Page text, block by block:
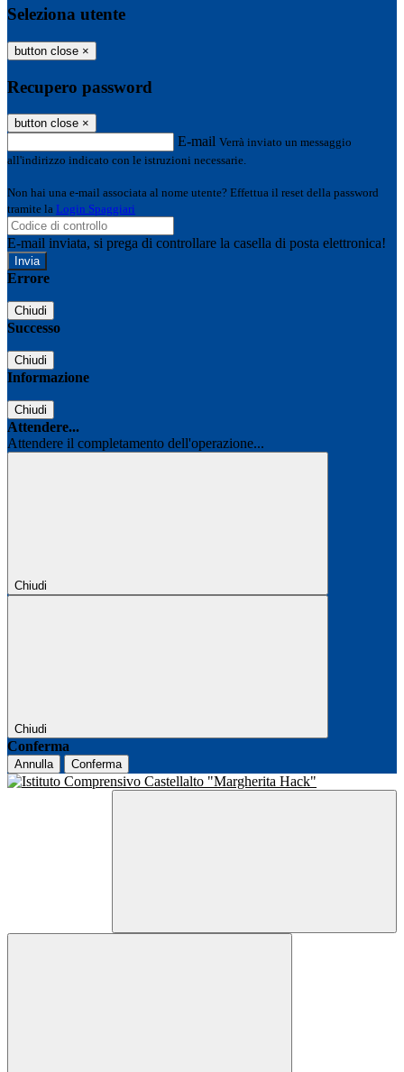
Seleziona utente
button close ×
Recupero password
button close ×
E-mail Verrà inviato un messaggio
all'indirizzo indicato con le istruzioni necessarie.
Non hai una e-mail associata al nome utente? Effettua il reset della password
tramite la Login Spaggiari
E-mail inviata, si prega di controllare la casella di posta elettronica!
Errore
Chiudi
Successo
Chiudi
Informazione
Chiudi
Attendere...
Attendere il completamento dell'operazione...
Chiudi
Chiudi
Conferma
Annulla Conferma